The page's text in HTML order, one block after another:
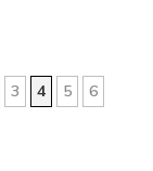
3 4 5
6